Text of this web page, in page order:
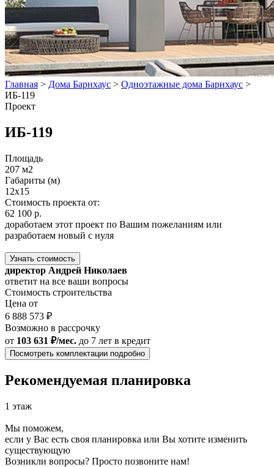
Главная > Дома Барнхаус > Одноэтажные дома Барнхаус >
ИБ-119
Проект
ИБ-119
Площадь
207 м2
Габариты (м)
12x15
Стоимость проекта от:
62 100 р.
доработаем этот проект по Вашим пожеланиям или
разработаем новый с нуля
Узнать стоимость
директор Андрей Николаев
ответит на все ваши вопросы
Стоимость строительства
Цена от
6 888 573 ₽
Возможно в рассрочку
от 103 631 ₽/мес. до 7 лет в кредит
Посмотреть комплектации подробно
Рекомендуемая планировка
1 этаж
Мы поможем,
если у Вас есть своя планировка или Вы хотите изменить
существующую
Возникли вопросы? Просто позвоните нам!